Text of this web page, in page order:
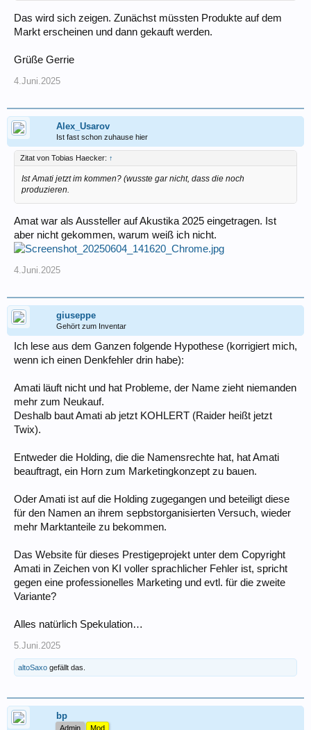
Das wird sich zeigen. Zunächst müssten Produkte auf dem
Markt erscheinen und dann gekauft werden.
Grüße Gerrie
4.Juni.2025
Alex_Usarov
Ist fast schon zuhause hier
Zitat von Tobias Haecker: ↑
Ist Amati jetzt im kommen? (wusste gar nicht, dass die noch
produzieren.
Amat war als Aussteller auf Akustika 2025 eingetragen. Ist
aber nicht gekommen, warum weiß ich nicht.
4.Juni.2025
giuseppe
Gehört zum Inventar
Ich lese aus dem Ganzen folgende Hypothese (korrigiert mich,
wenn ich einen Denkfehler drin habe):
Amati läuft nicht und hat Probleme, der Name zieht niemanden
mehr zum Neukauf.
Deshalb baut Amati ab jetzt KOHLERT (Raider heißt jetzt
Twix).
Entweder die Holding, die die Namensrechte hat, hat Amati
beauftragt, ein Horn zum Marketingkonzept zu bauen.
Oder Amati ist auf die Holding zugegangen und beteiligt diese
für den Namen an ihrem sepbstorganisierten Versuch, wieder
mehr Marktanteile zu bekommen.
Das Website für dieses Prestigeprojekt unter dem Copyright
Amati in Zeichen von KI voller sprachlicher Fehler ist, spricht
gegen eine professionelles Marketing und evtl. für die zweite
Variante?
Alles natürlich Spekulation…
5.Juni.2025
altoSaxo gefällt das.
bp
Admin Mod